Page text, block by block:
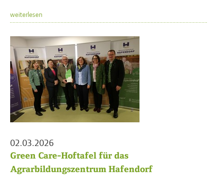
weiterlesen
02.03.2026
Green Care-Hoftafel für das
Agrarbildungszentrum Hafendorf